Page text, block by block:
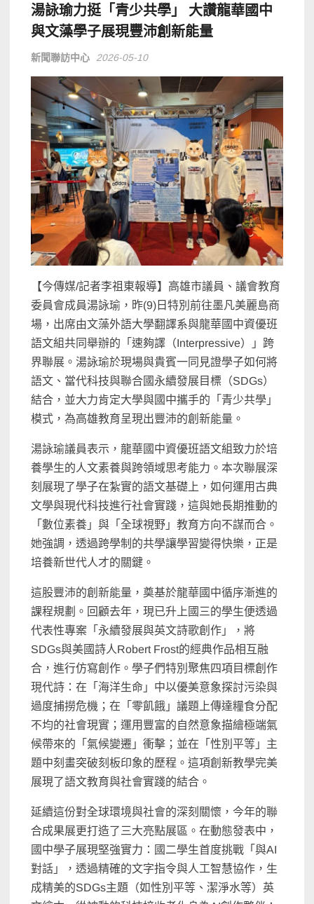
湯詠瑜力挺「青少共學」 大讚龍華國中
與文藻學子展現豐沛創新能量
新聞聯訪中心 2026-05-10
【今傳媒/記者李祖東報導】高雄市議員、議會教育
委員會成員湯詠瑜，昨(9)日特別前往墨凡美麗島商
場，出席由文藻外語大學翻譯系與龍華國中資優班
語文組共同舉辦的「速夠譯（Interpressive）」跨
界聯展。湯詠瑜於現場與貴賓一同見證學子如何將
語文、當代科技與聯合國永續發展目標（SDGs）
結合，並大力肯定大學與國中攜手的「青少共學」
模式，為高雄教育呈現出豐沛的創新能量。
湯詠瑜議員表示，龍華國中資優班語文組致力於培
養學生的人文素養與跨領域思考能力。本次聯展深
刻展現了學子在紮實的語文基礎上，如何運用古典
文學與現代科技進行社會實踐，這與她長期推動的
「數位素養」與「全球視野」教育方向不謀而合。
她強調，透過跨學制的共學讓學習變得快樂，正是
培養新世代人才的關鍵。
這股豐沛的創新能量，奠基於龍華國中循序漸進的
課程規劃。回顧去年，現已升上國三的學生便透過
代表性專案「永續發展與英文詩歌創作」，將
SDGs與美國詩人Robert Frost的經典作品相互融
合，進行仿寫創作。學子們特別聚焦四項目標創作
現代詩：在「海洋生命」中以優美意象探討污染與
過度捕撈危機；在「零飢餓」議題上傳達糧食分配
不均的社會現實；運用豐富的自然意象描繪極端氣
候帶來的「氣候變遷」衝擊；並在「性別平等」主
題中刻畫突破刻板印象的歷程。這項創新教學完美
展現了語文教育與社會實踐的結合。
延續這份對全球環境與社會的深刻關懷，今年的聯
合成果展更打造了三大亮點展區。在動態發表中，
國中學子展現堅強實力：國二學生首度挑戰「與AI
對話」，透過精確的文字指令與人工智慧協作，生
成精美的SDGs主題（如性別平等、潔淨水等）英